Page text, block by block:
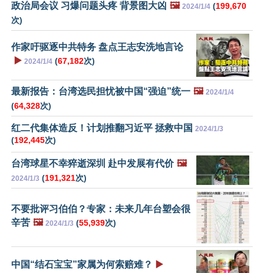
政治局会议 习爆问题头疼 背景图大凶 🖼️ 2024/1/4 (199,670
次)
作家吁驱逐中共特务 盘点王志安洗地言论
▶️ 2024/1/4 (67,182次)
最新报告：台湾选民担忧被中国“强迫”统一 🖼️ 2024/1/4
(64,328次)
红二代集体造反！计划推翻习近平 拯救中国 2024/1/3
(192,445次)
台湾球星不幸猝逝深圳 赴中发展有代价 🖼️
2024/1/3 (191,321次)
不要批评习伯伯？专家：未来几年台塑会很
辛苦 🖼️ 2024/1/3 (55,939次)
中国“结石宝宝”家属为何索赔难？ ▶️